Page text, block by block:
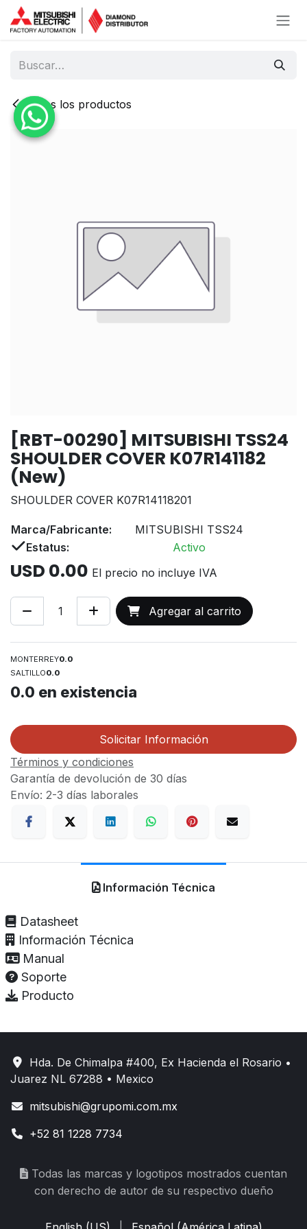
Ir al contenido
Todos los productos
[RBT-00290] MITSUBISHI TSS24
SHOULDER COVER K07R141182
(New)
SHOULDER COVER K07R14118201
Marca/Fabricante:
MITSUBISHI TSS24
Estatus:
Activo
USD 0.00 El precio no incluye IVA
Agregar al carrito
MONTERREY0.0
SALTILLO0.0
0.0 en existencia
Solicitar Información
Términos y condiciones
Garantía de devolución de 30 días
Envío: 2-3 días laborales
Información Técnica
Datasheet
Información Técnica
Manual
Soporte
Producto
Hda. De Chimalpa #400, Ex Hacienda el Rosario •
Juarez NL 67288 • Mexico
mitsubishi@grupomi.com.mx
+52 81 1228 7734
Todas las marcas y logotipos mostrados cuentan
con derecho de autor de su respectivo dueño